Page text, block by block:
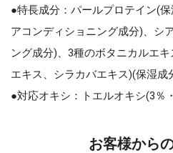
●特長成分：パールプロテイン(
アコンディショニング成分)、シ
ング成分)、3種のボタニカルエ
エキス、シラカバエキス)(保湿成
●対応オキシ：トエルオキシ(3％
お客様から